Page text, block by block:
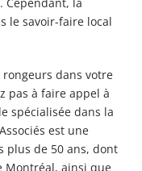
le savoir-faire local
rongeurs dans votre
pas à faire appel à
spécialisée dans la
est une
plus de 50 ans, dont
Montréal, ainsi que